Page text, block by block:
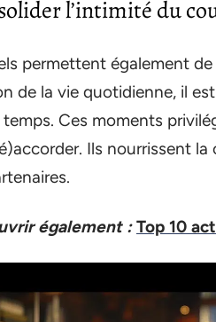
l’intimité du
permettent également
de la vie quotidienne, il
Ces moments
Ils nourrissent
également : Top 10